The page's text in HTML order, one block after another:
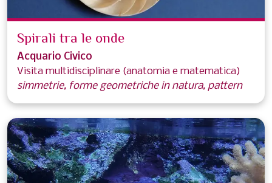
Spirali tra le onde
Acquario Civico
Visita multidisciplinare (anatomia e matematica)
simmetrie, forme geometriche in natura, pattern